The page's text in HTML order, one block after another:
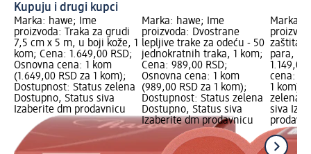
Kupuju i drugi kupci
Marka: hawe; Ime
proizvoda: Traka za grudi
7,5 cm x 5 m, u boji kože, 1
kom; Cena: 1.649,00 RSD;
Osnovna cena: 1 kom
(1.649,00 RSD za 1 kom);
Dostupnost: Status zelena
Dostupno, Status siva
Izaberite dm prodavnicu
Marka: hawe; Ime
proizvoda: Dvostrane
lepljive trake za odeću - 50
jednokratnih traka, 1 kom;
Cena: 989,00 RSD;
Osnovna cena: 1 kom
(989,00 RSD za 1 kom);
Dostupnost: Status zelena
Dostupno, Status siva
Izaberite dm prodavnicu
Marka:
zaštita
para, 4
1.149,00
cena: 4
1 kom);
zelena
siva